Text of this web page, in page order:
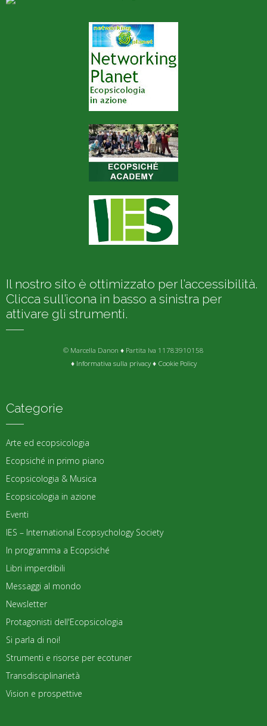
Il nostro sito è ottimizzato per l’accessibilità.
Clicca sull’icona in basso a sinistra per
attivare gli strumenti.
© Marcella Danon ♦ Partita Iva 11783910158
♦ Informativa sulla privacy♦ Cookie Policy
Categorie
Arte ed ecopsicologia
Ecopsiché in primo piano
Ecopsicologia & Musica
Ecopsicologia in azione
Eventi
IES – International Ecopsychology Society
In programma a Ecopsiché
Libri imperdibili
Messaggi al mondo
Newsletter
Protagonisti dell'Ecopsicologia
Si parla di noi!
Strumenti e risorse per ecotuner
Transdisciplinarietà
Vision e prospettive